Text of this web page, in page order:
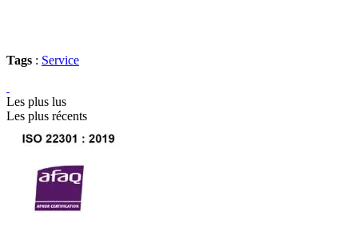
Tags : Service
Les plus lus
Les plus récents